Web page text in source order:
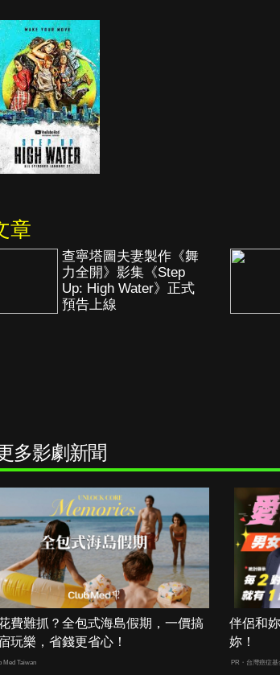
章
查寧塔圖夫妻製作《舞
力全開》影集《Step
Up: High Water》正式
預告上線
多影劇新聞
費難抓？全包式海島假期，一價搞
玩樂，省錢更省心！
Med Taiwan
伴侶和
妳！
PR・台灣癌症基